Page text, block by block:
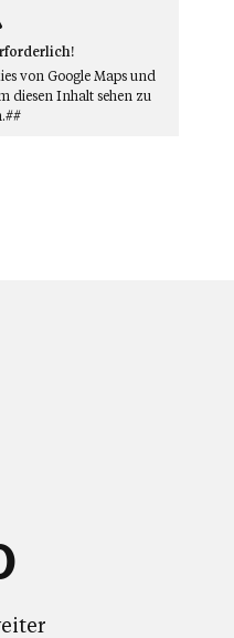
von Google Mapsund
diesen Inhalt sehen zu